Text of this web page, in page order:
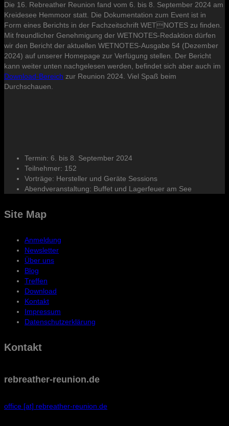
Die 16. Rebreather Reunion fand vom 6. bis 8. September 2024 am
Kreidesee Hemmoor statt. Die Dokumentation zum Event ist in
Form eines Berichts in der Fachzeitschrift WETNOTES zu finden.
Mit freundlicher Genehmigung der WETNOTES-Redaktion dürfen
wir den Bericht der aktuellen WETNOTES-Ausgabe 54 (Dezember
2024) auf unserer Homepage zur Verfügung stellen. Der Bericht
kann weiter unten nachgelesen werden, befindet sich aber auch im
Download-Bereich zur Reunion 2024. Viel Spaß beim
Durchschauen.
Termin: 6. bis 8. September 2024
Teilnehmer: 152
Vorträge: Hersteller und Geräte Sessions
Abendveranstaltung: Buffet und Lagerfeuer am See
Site Map
Anmeldung
Newsletter
Über uns
Blog
Treffen
Download
Kontakt
Impressum
Datenschutzerklärung
Kontakt
rebreather-reunion.de
office [at] rebreather-reunion.de